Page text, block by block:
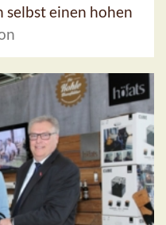
selbst einen hohen